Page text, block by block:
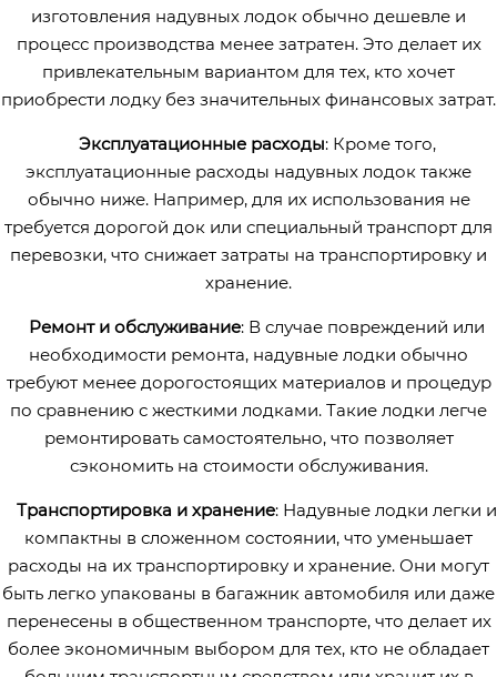
изготовления надувных лодок обычно дешевле и
процесс производства менее затратен. Это делает их
привлекательным вариантом для тех, кто хочет
приобрести лодку без значительных финансовых затрат.
Эксплуатационные расходы: Кроме того,
эксплуатационные расходы надувных лодок также
обычно ниже. Например, для их использования не
требуется дорогой док или специальный транспорт для
перевозки, что снижает затраты на транспортировку и
хранение.
Ремонт и обслуживание: В случае повреждений или
необходимости ремонта, надувные лодки обычно
требуют менее дорогостоящих материалов и процедур
по сравнению с жесткими лодками. Такие лодки легче
ремонтировать самостоятельно, что позволяет
сэкономить на стоимости обслуживания.
Транспортировка и хранение: Надувные лодки легки и
компактны в сложенном состоянии, что уменьшает
расходы на их транспортировку и хранение. Они могут
быть легко упакованы в багажник автомобиля или даже
перенесены в общественном транспорте, что делает их
более экономичным выбором для тех, кто не обладает